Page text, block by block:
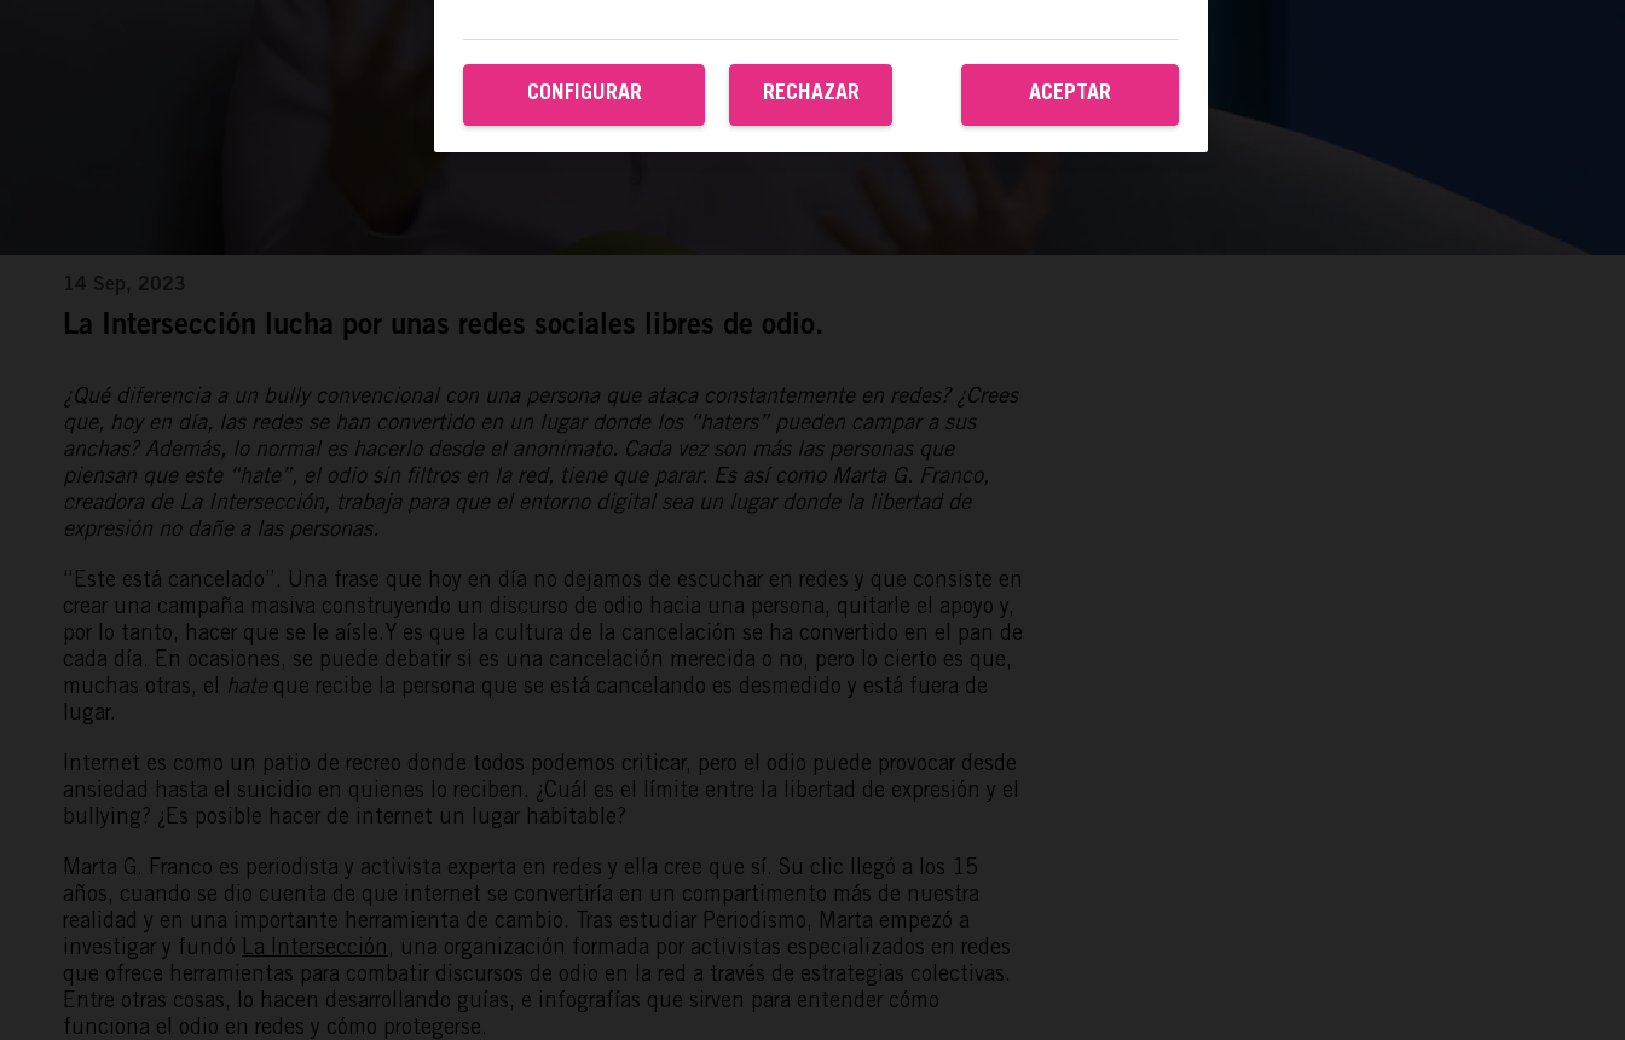
14 Sep, 2023
La Intersección lucha por unas redes sociales libres de odio.
¿Qué diferencia a un bully convencional con una persona que ataca constantemente en redes? ¿Crees
que, hoy en día, las redes se han convertido en un lugar donde los “haters” pueden campar a sus
anchas? Además, lo normal es hacerlo desde el anonimato. Cada vez son más las personas que
piensan que este “hate”, el odio sin filtros en la red, tiene que parar. Es así como Marta G. Franco,
creadora de La Intersección, trabaja para que el entorno digital sea un lugar donde la libertad de
expresión no dañe a las personas.
“Este está cancelado”. Una frase que hoy en día no dejamos de escuchar en redes y que consiste en
crear una campaña masiva construyendo un discurso de odio hacia una persona, quitarle el apoyo y,
por lo tanto, hacer que se le aísle.Y es que la cultura de la cancelación se ha convertido en el pan de
cada día. En ocasiones, se puede debatir si es una cancelación merecida o no, pero lo cierto es que,
muchas otras, el hate que recibe la persona que se está cancelando es desmedido y está fuera de
lugar.
Internet es como un patio de recreo donde todos podemos criticar, pero el odio puede provocar desde
ansiedad hasta el suicidio en quienes lo reciben. ¿Cuál es el límite entre la libertad de expresión y el
bullying? ¿Es posible hacer de internet un lugar habitable?
Marta G. Franco es periodista y activista experta en redes y ella cree que sí. Su clic llegó a los 15
años, cuando se dio cuenta de que internet se convertiría en un compartimento más de nuestra
realidad y en una importante herramienta de cambio. Tras estudiar Periodismo, Marta empezó a
investigar y fundó
La Intersección, una organización formada por activistas especializados en redes
que ofrece herramientas para combatir discursos de odio en la red a través de estrategias colectivas.
Entre otras cosas, lo hacen desarrollando guías, e infografías que sirven para entender cómo
funciona el odio en redes y cómo protegerse.
RECHAZAR ACEPTAR
CONFIGURAR